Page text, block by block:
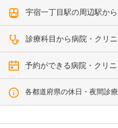
宇宿一丁目駅の周辺駅か
診療科目から病院・クリ
予約ができる病院・クリ
各都道府県の休日・夜間診